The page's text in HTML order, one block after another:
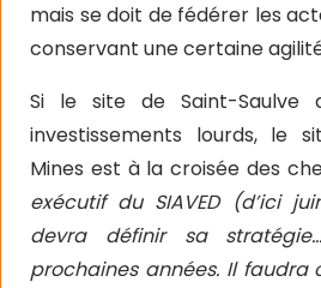
mais se doit de fédérer les
conservant une certaine
Si le site de Saint-Saulve
investissements lourds, le
Mines est à la croisée des
exécutif du SIAVED (d’ici
devra définir sa
prochaines années. Il faudra